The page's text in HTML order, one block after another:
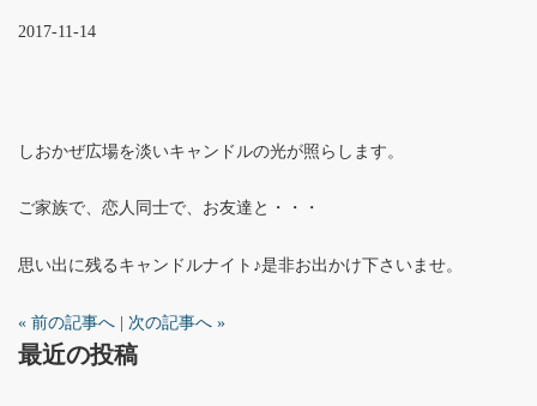
施 設
2017-11-14
しおかぜ広場を淡いキャンドルの光が照らします。
ご家族で、恋人同士で、お友達と・・・
思い出に残るキャンドルナイト♪是非お出かけ下さいませ。
« 前の記事へ 次の記事へ »
最近の投稿